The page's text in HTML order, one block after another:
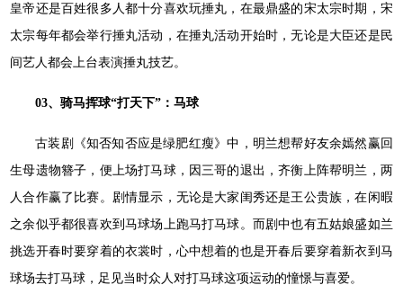
皇帝还是百姓很多人都十分喜欢玩捶丸，在最鼎盛的宋太宗时期，宋
太宗每年都会举行捶丸活动，在捶丸活动开始时，无论是大臣还是民
间艺人都会上台表演捶丸技艺。
03、骑马挥球“打天下”：马球
古装剧《知否知否应是绿肥红瘦》中，明兰想帮好友余嫣然赢回
生母遗物簪子，便上场打马球，因三哥的退出，齐衡上阵帮明兰，两
人合作赢了比赛。剧情显示，无论是大家闺秀还是王公贵族，在闲暇
之余似乎都很喜欢到马球场上跑马打马球。而剧中也有五姑娘盛如兰
挑选开春时要穿着的衣裳时，心中想着的也是开春后要穿着新衣到马
球场去打马球，足见当时众人对打马球这项运动的憧憬与喜爱。